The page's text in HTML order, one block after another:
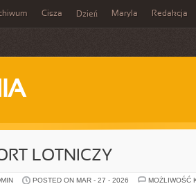
Cisza Dzień Maryla Redakcja
LOTNICZY
POSTED ON MAR - 27 - 2026
MOŻLIWOŚĆ